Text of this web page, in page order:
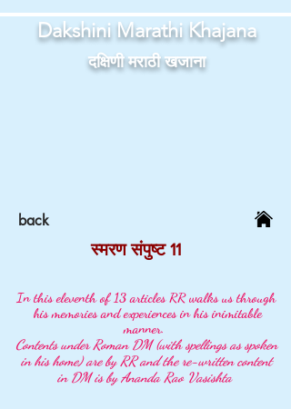
Dakshini Marathi Khajana
दक्षिणी मराठी खजाना
back
स्मरण संपुष्ट 11
In this eleventh of 13 articles RR walks us through
his memories and experiences in his inimitable
manner.
Contents under Roman DM (with spellings as spoken
in his home) are by RR and the re-written content
in DM is by Ananda Rao Vasishta